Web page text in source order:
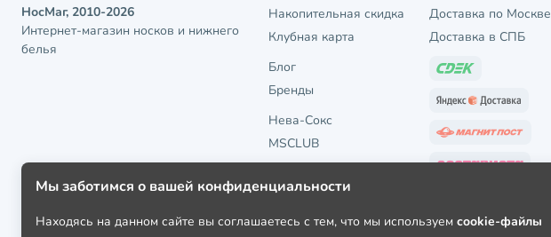
НосМаг, 2010-2026
Интернет-магазин носков и нижнего
белья
Накопительная скидка
Клубная карта
Блог
Бренды
Нева-Сокс
MSCLUB
Доставка по Москве
Доставка в СПБ
Мы заботимся о вашей конфиденциальности
Находясь на данном сайте вы соглашаетесь с тем, что мы используем cookie-файлы